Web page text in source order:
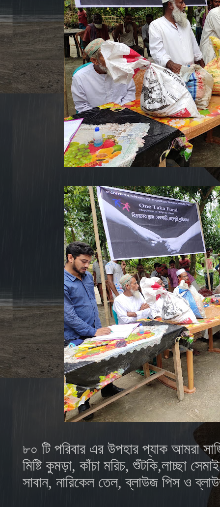
৮০ টি পরিবার এর উপহার প্যাক আমরা
মিষ্টি কুমড়া, কাঁচা মরিচ, শুঁটকি,লাচ্ছা
সাবান, নারিকেল তেল, ব্লাউজ পিস ও